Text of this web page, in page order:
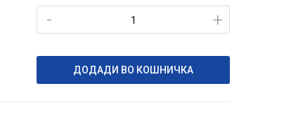
+
-
ДОДАДИ ВО КОШНИЧКА